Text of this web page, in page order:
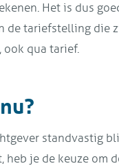
Het is dus
de tariefstelling die
ook qua tarief.
standvastig
je de keuze om